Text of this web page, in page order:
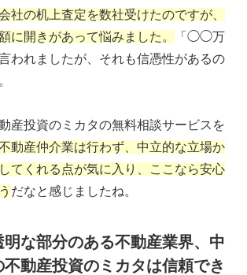
社の机上査定を数社受けたのですが、
に開きがあって悩みました。
「◯◯万
われましたが、それも信憑性があるの
産投資のミカタの無料相談サービスを
動産仲介業は行わず、中立的な立場か
てくれる点が気に入り、ここなら安心
だなと感じましたね。
明な部分のある不動産業界、中
動産投資のミカタは信頼でき